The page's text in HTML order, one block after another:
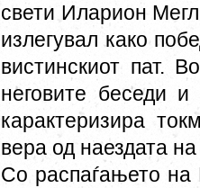
свети Иларион
излегувал како
вистинскиот пат.
неговите беседи
карактеризира
вера од наездата
Со распаѓањето на